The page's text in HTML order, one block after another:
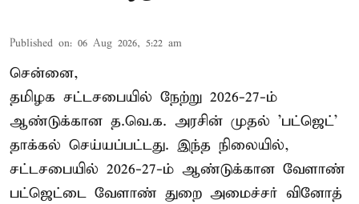
Published on: 06 Aug 2026, 5:22 am
சென்னை,
தமிழக சட்டசபையில் நேற்று 2026-27-ம்
ஆண்டுக்கான த.வெ.க. அரசின் முதல் 'பட்ஜெட்'
தாக்கல் செய்யப்பட்டது. இந்த நிலையில்,
சட்டசபையில் 2026-27-ம் ஆண்டுக்கான வேளாண்
பட்ஜெட்டை வேளாண் துறை அமைச்சர் வினோத்